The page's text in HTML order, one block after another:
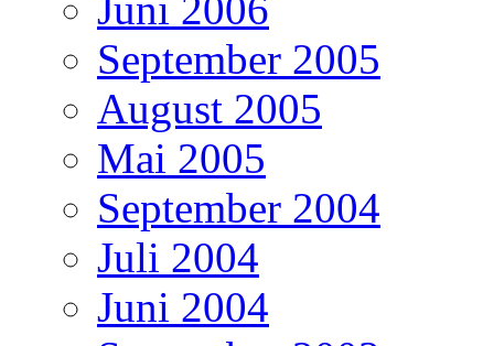
September 2005
August 2005
Mai 2005
September 2004
Juli 2004
Juni 2004